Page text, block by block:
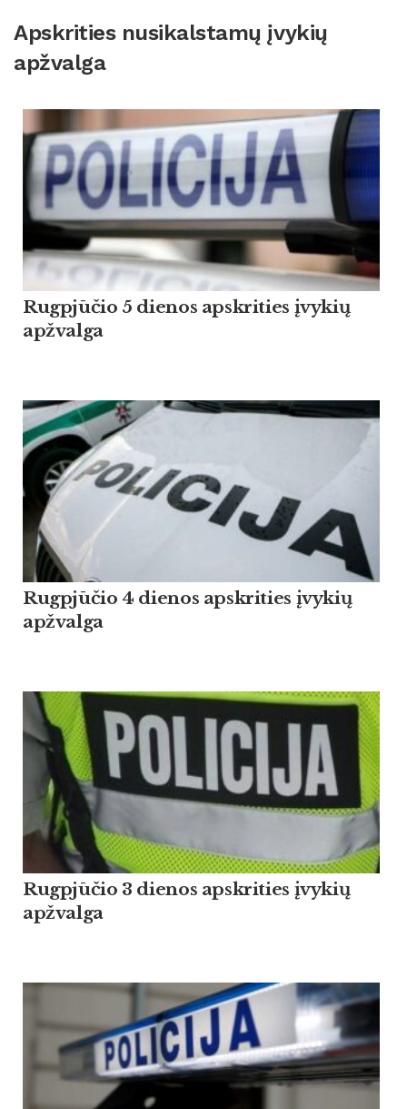
Apskrities nusikalstamų įvykių
apžvalga
Rugpjūčio 5 dienos apskrities įvykių
apžvalga
Rugpjūčio 4 dienos apskrities įvykių
apžvalga
Rugpjūčio 3 dienos apskrities įvykių
apžvalga